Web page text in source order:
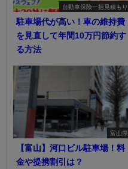
自動車保険一括見積もり
駐車場代が高い！車の維持費
を見直して年間10万円節約す
る方法
富山県
【富山】河口ビル駐車場！料
金や提携割引は？